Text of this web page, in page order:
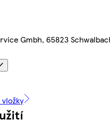
Gmbh, 65823